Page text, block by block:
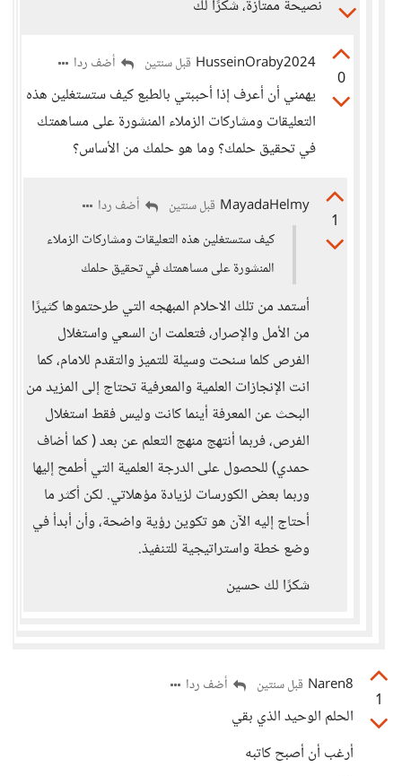
نصيحة ممتازة، شكرًا لك
0
HusseinOraby2024 قبل سنتين أضف ردا
يهمني أن أعرف إذا أحببتي بالطبع كيف ستستغلين هذه
التعليقات ومشاركات الزملاء المنشورة على مساهمتك
في تحقيق حلمك؟ وما هو حلمك من الأساس؟
1
MayadaHelmy قبل سنتين
أضف ردا
كيف ستستغلين هذه التعليقات ومشاركات الزملاء
المنشورة على مساهمتك في تحقيق حلمك
أستمد من تلك الاحلام المبهجه التي طرحتموها كثيرًا
من الأمل والإصرار، فتعلمت ان السعي واستغلال
الفرص كلما سنحت وسيلة للتميز والتقدم للامام، كما
انت الإنجازات العلمية والمعرفية تحتاج إلى المزيد من
البحث عن المعرفة أينما كانت وليس فقط استغلال
الفرص، فربما أنتهج منهج التعلم عن بعد ( كما أضاف
حمدي) للحصول على الدرجة العلمية التي أطمح إليها
وربما بعض الكورسات لزيادة مؤهلاتي. لكن أكثر ما
أحتاج إليه الآن هو تكوين رؤية واضحة، وأن أبدأ في
وضع خطة واستراتيجية للتنفيذ.
شكرًا لك حسين
1
Naren8 قبل سنتين أضف ردا
الحلم الوحيد الذي بقي
أرغب أن أصبح كاتبه